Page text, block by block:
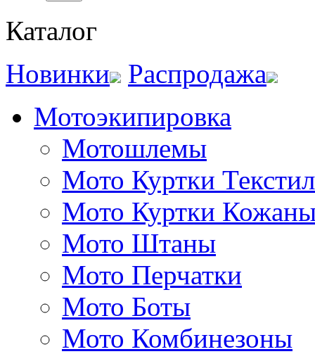
Каталог
Новинки
Распродажа
Мотоэкипировка
Мотошлемы
Мото Куртки
Мото Куртки
Мото Штаны
Мото Перчатки
Мото Боты
Мото Комбинезоны